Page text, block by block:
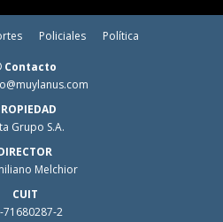
Policiales Política
Contacto
Grupo S.A.
Melchior
CUIT
71680287-2